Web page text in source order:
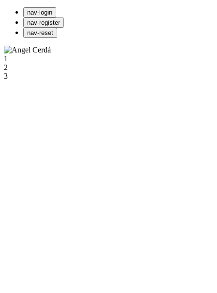
nav-login
nav-register
nav-reset
1
2
3